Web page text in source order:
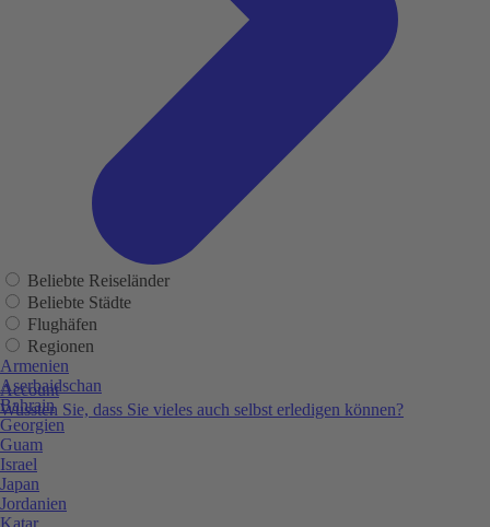
Account
Wussten Sie, dass Sie vieles auch selbst erledigen können?
Beliebte Reiseländer
Beliebte Städte
Flughäfen
Regionen
Armenien
Aserbaidschan
Bahrain
Georgien
Guam
Israel
Japan
Jordanien
Katar